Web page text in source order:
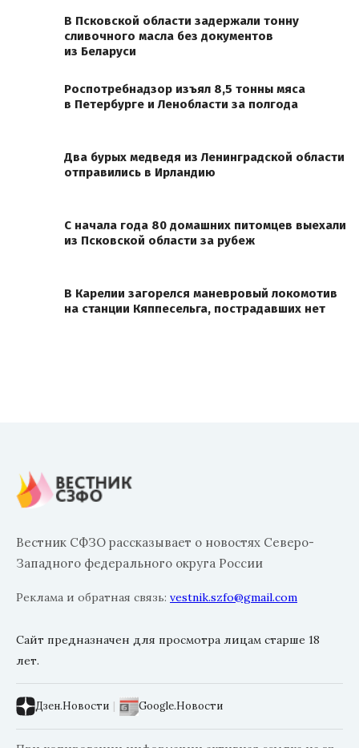
В Псковской области задержали тонну
сливочного масла без документов
из Беларуси
Роспотребнадзор изъял 8,5 тонны мяса
в Петербурге и Ленобласти за полгода
Два бурых медведя из Ленинградской области
отправились в Ирландию
С начала года 80 домашних питомцев выехали
из Псковской области за рубеж
В Карелии загорелся маневровый локомотив
на станции Кяппесельга, пострадавших нет
Вестник СФЗО рассказывает о новостях Северо-
Западного федерального округа России
Реклама и обратная связь: vestnik.szfo@gmail.com
Сайт предназначен для просмотра лицам старше 18
лет.
Дзен.Новости | Google.Новости